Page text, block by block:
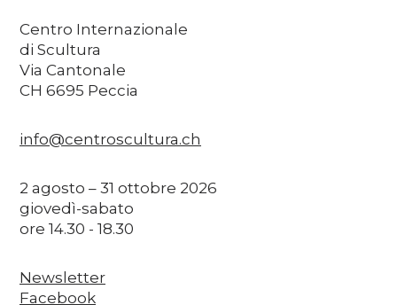
Centro Internazionale
di Scultura
Via Cantonale
CH 6695 Peccia
info@centroscultura.ch
2 agosto – 31 ottobre 2026
giovedì-sabato
ore 14.30 - 18.30
Newsletter
Facebook